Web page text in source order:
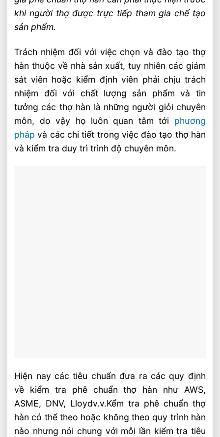
khi người thợ được trực tiếp tham gia chế tạo
sản phẩm.
Trách nhiệm đối với việc chọn và đào tạo thợ
hàn thuộc về nhà sản xuất, tuy nhiên các giám
sát viên hoặc kiểm định viên phải chịu trách
nhiệm đối với chất lượng sản phẩm và tin
tưởng các thợ hàn là những người giỏi chuyên
môn, do vậy họ luôn quan tâm tới phương
pháp và các chi tiết trong việc đào tạo thợ hàn
và kiểm tra duy trì trình độ chuyên môn.
Hiện nay các tiêu chuẩn đưa ra các quy định
về kiểm tra phê chuẩn thợ hàn như AWS,
ASME, DNV, Lloydv.v.Kểm tra phê chuẩn thợ
hàn có thể theo hoặc không theo quy trình hàn
nào nhưng nói chung với mỗi lần kiểm tra tiêu